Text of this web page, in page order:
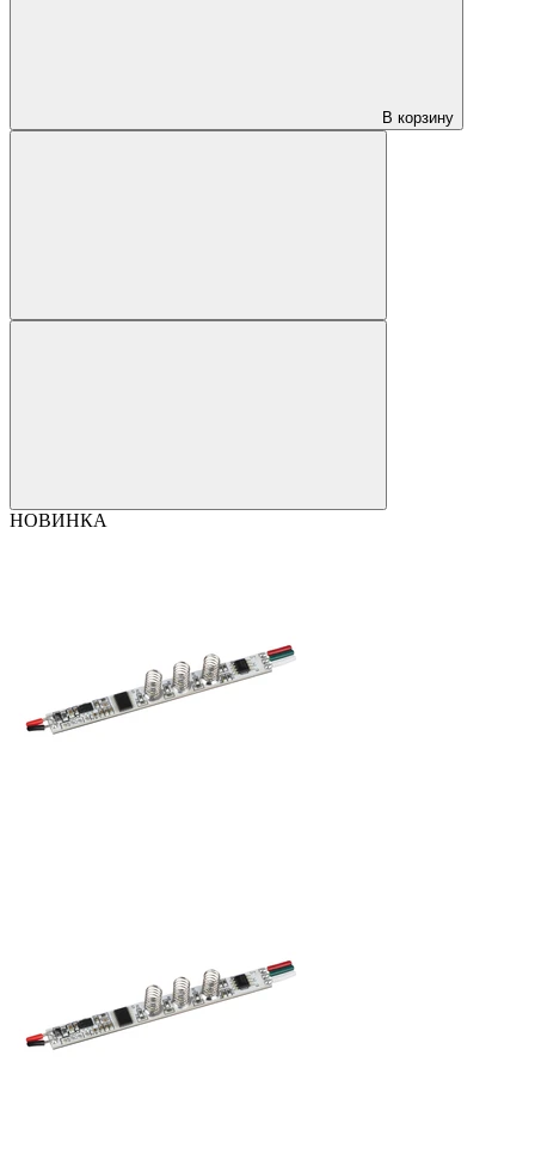
В корзину
НОВИНКА